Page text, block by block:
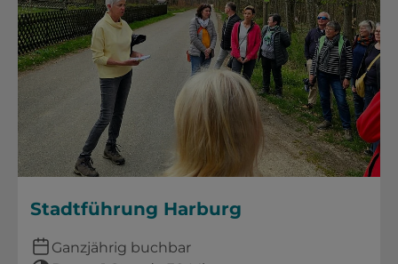
Stadtführung Harburg
Ganzjährig buchbar